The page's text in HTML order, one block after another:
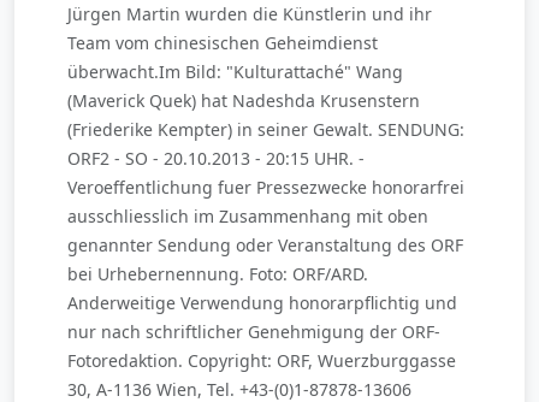
Jürgen Martin wurden die Künstlerin und ihr
Team vom chinesischen Geheimdienst
überwacht.Im Bild: "Kulturattaché" Wang
(Maverick Quek) hat Nadeshda Krusenstern
(Friederike Kempter) in seiner Gewalt. SENDUNG:
ORF2 - SO - 20.10.2013 - 20:15 UHR. -
Veroeffentlichung fuer Pressezwecke honorarfrei
ausschliesslich im Zusammenhang mit oben
genannter Sendung oder Veranstaltung des ORF
bei Urhebernennung. Foto: ORF/ARD.
Anderweitige Verwendung honorarpflichtig und
nur nach schriftlicher Genehmigung der ORF-
Fotoredaktion. Copyright: ORF, Wuerzburggasse
30, A-1136 Wien, Tel. +43-(0)1-87878-13606